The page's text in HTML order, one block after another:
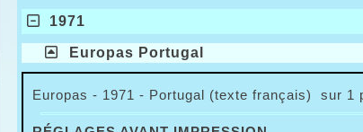
1971
Europas Portugal
Europas - 1971 - Portugal (texte français) sur 1